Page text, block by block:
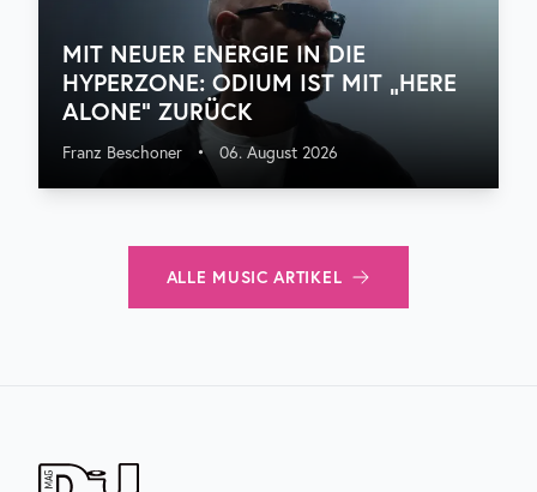
MIT NEUER ENERGIE IN DIE
HYPERZONE: ODIUM IST MIT „HERE
ALONE“ ZURÜCK
Franz Beschoner • 06. August 2026
ALLE MUSIC ARTIKEL